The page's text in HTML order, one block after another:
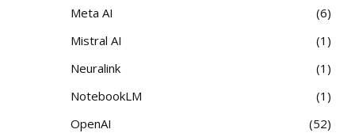
Meta AI
6
Mistral AI
1
Neuralink
1
NotebookLM
1
OpenAI
52